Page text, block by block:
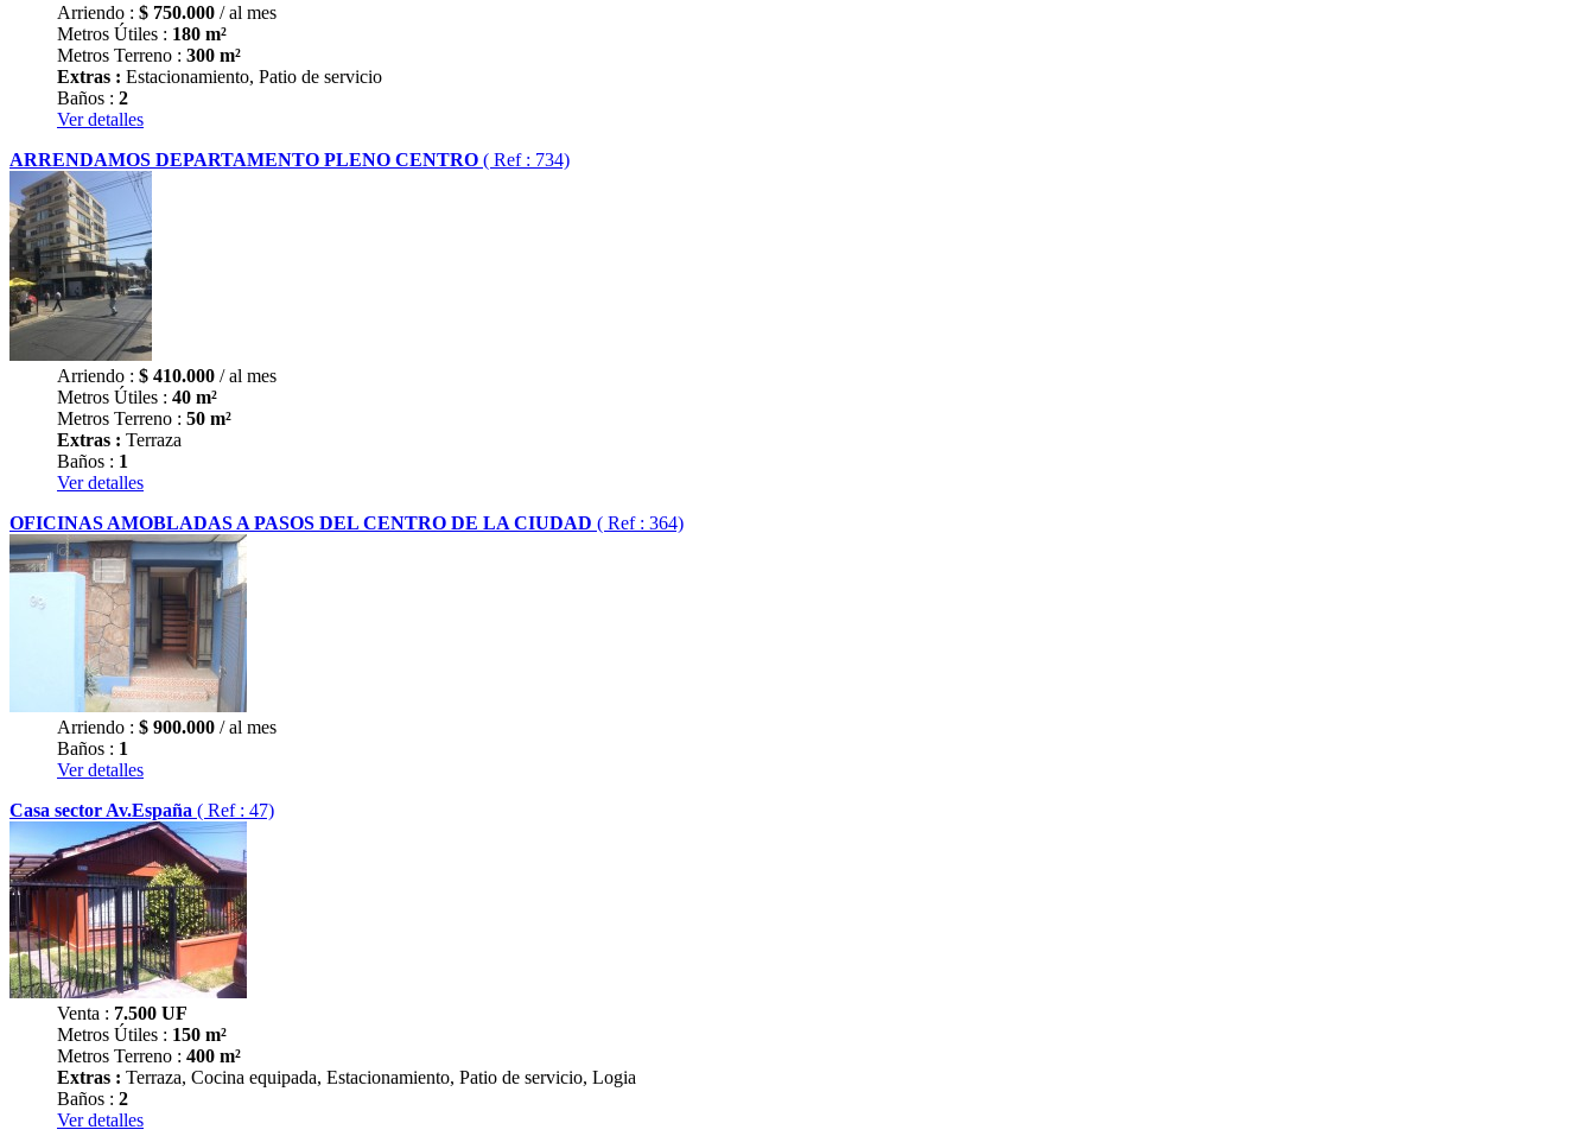
Arriendo : $ 750.000 / al mes
Metros Útiles : 180 m²
Metros Terreno : 300 m²
Extras : Estacionamiento, Patio de servicio
Baños : 2
Ver detalles
ARRENDAMOS DEPARTAMENTO PLENO CENTRO ( Ref : 734)
Arriendo : $ 410.000 / al mes
Metros Útiles : 40 m²
Metros Terreno : 50 m²
Extras : Terraza
Baños : 1
Ver detalles
OFICINAS AMOBLADAS A PASOS DEL CENTRO DE LA CIUDAD ( Ref : 364)
Arriendo : $ 900.000 / al mes
Baños : 1
Ver detalles
Casa sector Av.España ( Ref : 47)
Venta : 7.500 UF
Metros Útiles : 150 m²
Metros Terreno : 400 m²
Extras : Terraza, Cocina equipada, Estacionamiento, Patio de servicio, Logia
Baños : 2
Ver detalles